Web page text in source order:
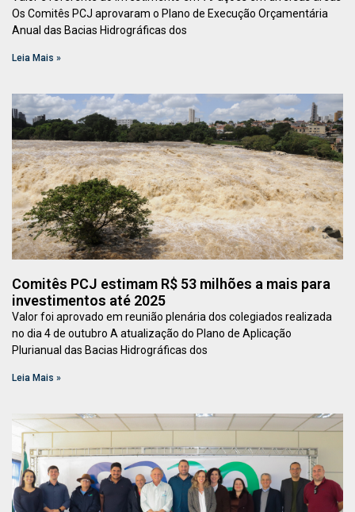
Os Comitês PCJ aprovaram o Plano de Execução Orçamentária
Anual das Bacias Hidrográficas dos
Leia Mais »
Comitês PCJ estimam R$ 53 milhões a mais para
investimentos até 2025
Valor foi aprovado em reunião plenária dos colegiados realizada
no dia 4 de outubro A atualização do Plano de Aplicação
Plurianual das Bacias Hidrográficas dos
Leia Mais »